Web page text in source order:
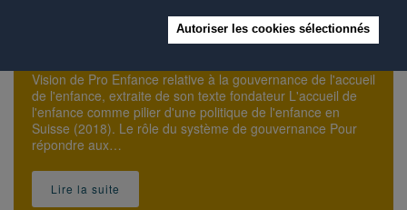
Rôle du système de gouvernance et
moyens pour sa réalisation
Vision de Pro Enfance relative à la gouvernance de l'accueil
de l'enfance, extraite de son texte fondateur L'accueil de
l'enfance comme pilier d'une politique de l'enfance en
Suisse (2018). Le rôle du système de gouvernance Pour
répondre aux…
Lire la suite